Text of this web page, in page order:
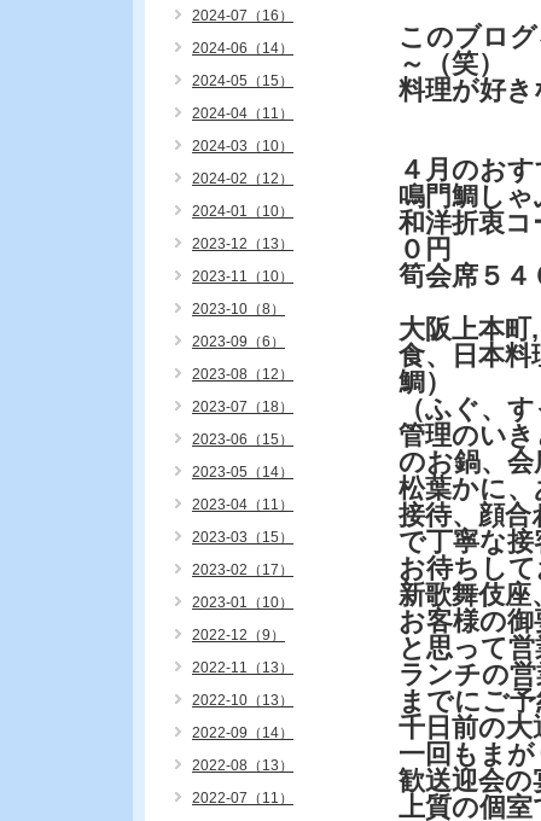
このブロ
～（笑）
料理が好
４月のお
鳴門鯛し
和洋折衷
０円
筍会席５４
大阪上本
食、日本料
鯛）
（ふぐ、
管理のい
のお鍋、
松葉かに
接待、顔
で丁寧な接
お待ちし
新歌舞伎
お客様の
と思って
ランチの
までにご
千日前の
一回もま
歓送迎会
上質の個
2024-07（16）
2024-06（14）
2024-05（15）
2024-04（11）
2024-03（10）
2024-02（12）
2024-01（10）
2023-12（13）
2023-11（10）
2023-10（8）
2023-09（6）
2023-08（12）
2023-07（18）
2023-06（15）
2023-05（14）
2023-04（11）
2023-03（15）
2023-02（17）
2023-01（10）
2022-12（9）
2022-11（13）
2022-10（13）
2022-09（14）
2022-08（13）
2022-07（11）